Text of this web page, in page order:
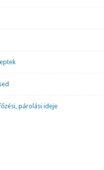
párolási ideje